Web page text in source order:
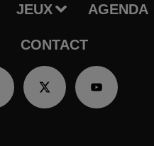
JEUX AGENDA
CONTACT